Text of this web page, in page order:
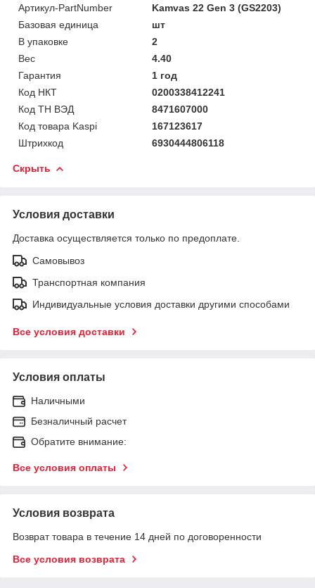
Артикул-PartNumber
Kamvas 22 Gen 3 (GS2203)
Базовая единица
шт
В упаковке
2
Вес
4.40
Гарантия
1 год
Код НКТ
0200338412241
Код ТН ВЭД
8471607000
Код товара Kaspi
167123617
Штрихкод
6930444806118
Скрыть
Условия доставки
Доставка осуществляется только по предоплате.
Самовывоз
Транспортная компания
Индивидуальные условия доставки другими способами
Все условия доставки
Условия оплаты
Наличными
Безналичный расчет
Обратите внимание:
Все условия оплаты
Условия возврата
Возврат товара в течение 14 дней по договоренности
Все условия возврата